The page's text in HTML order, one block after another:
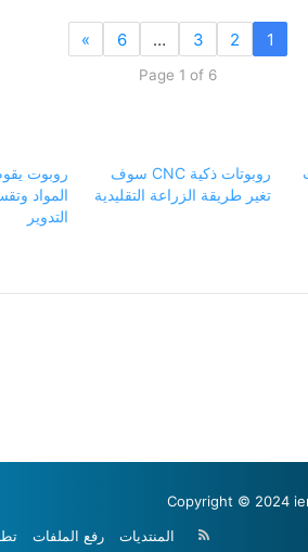
1
2
3
…
6
»
Page 1 of 6
روبوتات ذكية CNC سوف
تغير طريقة الزراعة التقليدية
روبوت
المواد
التدوير
Copyright © 2024
المنتديات
رفع الملفات ملخص